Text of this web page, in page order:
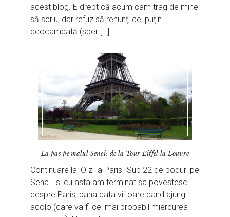
acest blog. E drept că acum cam trag de mine
să scriu, dar refuz să renunț, cel puțin
deocamdată (sper […]
La pas pe malul Senei: de la Tour Eiffel la Louvre
Continuare la: O zi la Paris -Sub 22 de poduri pe
Sena …si cu asta am terminat sa povestesc
despre Paris, pana data viitoare cand ajung
acolo (care va fi cel mai probabil miercurea